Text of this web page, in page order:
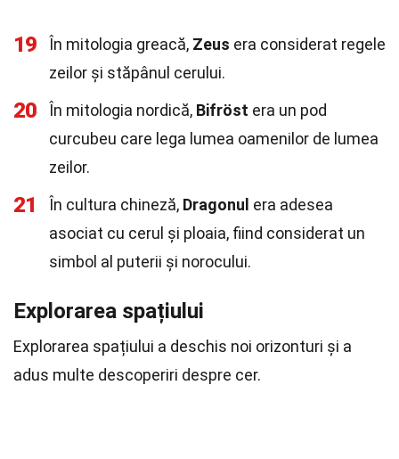
19 În mitologia greacă, Zeus era considerat regele
zeilor și stăpânul cerului.
20 În mitologia nordică, Bifröst era un pod
curcubeu care lega lumea oamenilor de lumea
zeilor.
21 În cultura chineză, Dragonul era adesea
asociat cu cerul și ploaia, fiind considerat un
simbol al puterii și norocului.
Explorarea spațiului
Explorarea spațiului a deschis noi orizonturi și a
adus multe descoperiri despre cer.